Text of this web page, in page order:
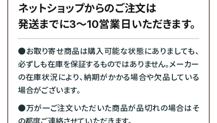
ネットショップからのご注文は
発送までに3～10営業日いただきます。
●お取り寄せ商品は購入可能な状態にありましても、
必ずしも在庫を保証するものではありません。メーカー
の在庫状況により、納期がかかる場合や欠品している
場合がございます。
●万が一ご注文いただいた商品が品切れの場合はそ